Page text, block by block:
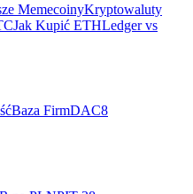
MemecoinyKryptowaluty
Jak Kupić ETHLedger vs
Baza FirmDAC8